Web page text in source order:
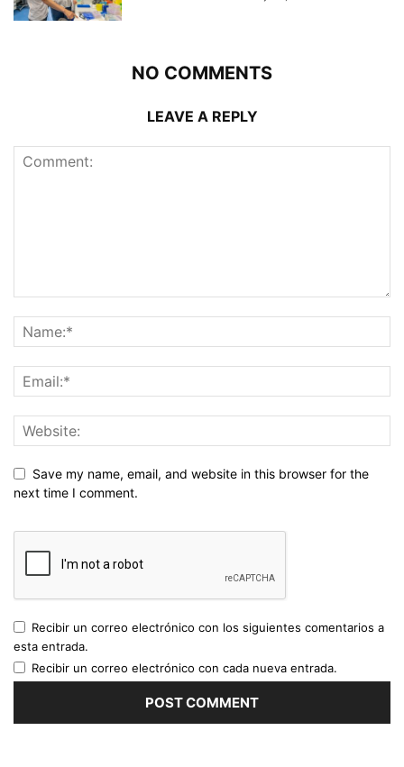
NO COMMENTS
LEAVE A REPLY
Save my name, email, and website in this browser for the
next time I comment.
Recibir un correo electrónico con los siguientes comentarios a
esta entrada.
Recibir un correo electrónico con cada nueva entrada.